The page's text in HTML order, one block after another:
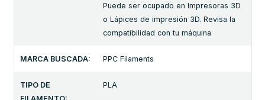
Puede ser ocupado en Impresoras 3D
o Lápices de impresión 3D. Revisa la
compatibilidad con tu máquina
MARCA BUSCADA: PPC Filaments
TIPO DE
PLA